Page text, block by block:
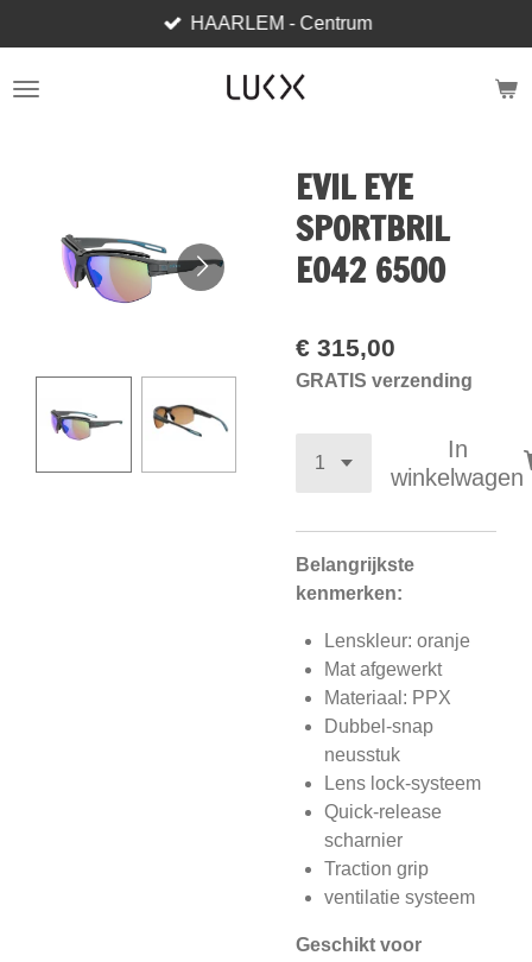
direct
naar
HAARLEM - Centrum
EVIL EYE
SPORTBRIL
E042 6500
€ 315,00
GRATIS verzending
In
winkelwagen
Belangrijkste
kenmerken:
Lenskleur: oranje
Mat afgewerkt
Materiaal: PPX
Dubbel-snap
neusstuk
Lens lock-systeem
Quick-release
scharnier
Traction grip
ventilatie systeem
Geschikt voor